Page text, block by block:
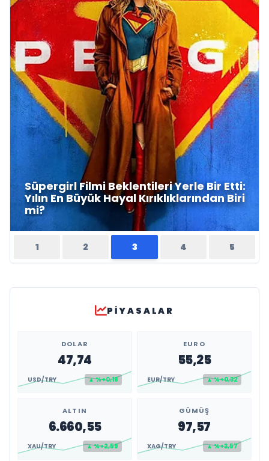
Ayşen İnci'nin "Pisikolojik Öyküler" adlı
yeni kitabı raflardaki yerini aldı
1 2 3 4 5
PIYASALAR
DOLAR
47,74
USD/TRY ▲ %+0,18
EURO
55,25
EUR/TRY ▲ %+0,32
ALTIN
6.660,55
XAU/TRY ▲ %+2,59
GÜMÜŞ
97,57
XAG/TRY ▲ %+3,57